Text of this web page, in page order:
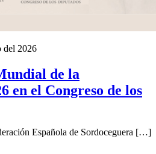
del 2026
de la
en el Congreso de los
Española de Sordoceguera […]